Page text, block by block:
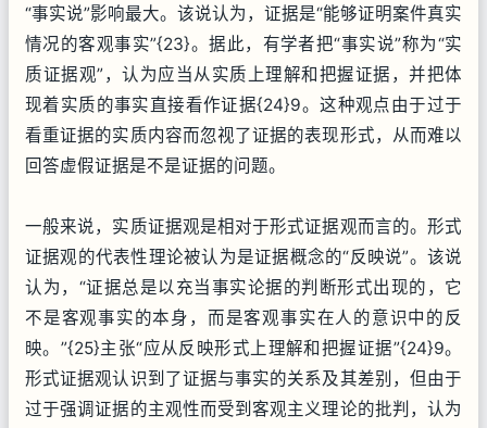
“事实说”影响最大。该说认为，证据是“能够证明案件真实
情况的客观事实”{23}。据此，有学者把“事实说”称为“实
质证据观”，认为应当从实质上理解和把握证据，并把体
现着实质的事实直接看作证据{24}9。这种观点由于过于
看重证据的实质内容而忽视了证据的表现形式，从而难以
回答虚假证据是不是证据的问题。
一般来说，实质证据观是相对于形式证据观而言的。形式
证据观的代表性理论被认为是证据概念的“反映说”。该说
认为，“证据总是以充当事实论据的判断形式出现的，它
不是客观事实的本身，而是客观事实在人的意识中的反
映。”{25}主张“应从反映形式上理解和把握证据”{24}9。
形式证据观认识到了证据与事实的关系及其差别，但由于
过于强调证据的主观性而受到客观主义理论的批判，认为